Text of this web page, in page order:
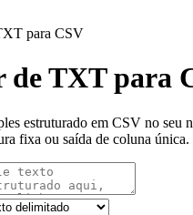
para CSV
de TXT para
estruturado em CSV no seu
fixa ou saída de coluna única.